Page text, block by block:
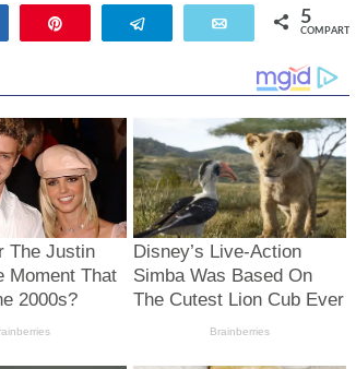
Telegram Email 5
COMPARTIR